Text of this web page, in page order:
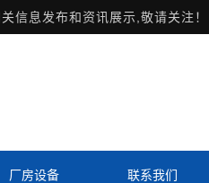
信息发布和资讯展示,敬请关注！
厂房设备 联系我们